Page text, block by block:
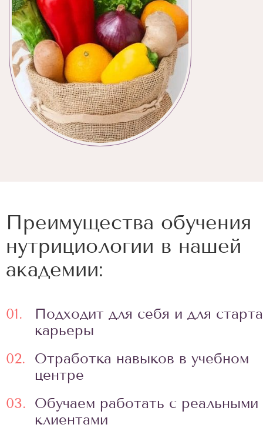
Преимущества обучения
нутрициологии в нашей
академии:
01.
Подходит для себя и для старта
карьеры
02.
Отработка навыков в учебном
центре
03. Обучаем работать с реальными
клиентами